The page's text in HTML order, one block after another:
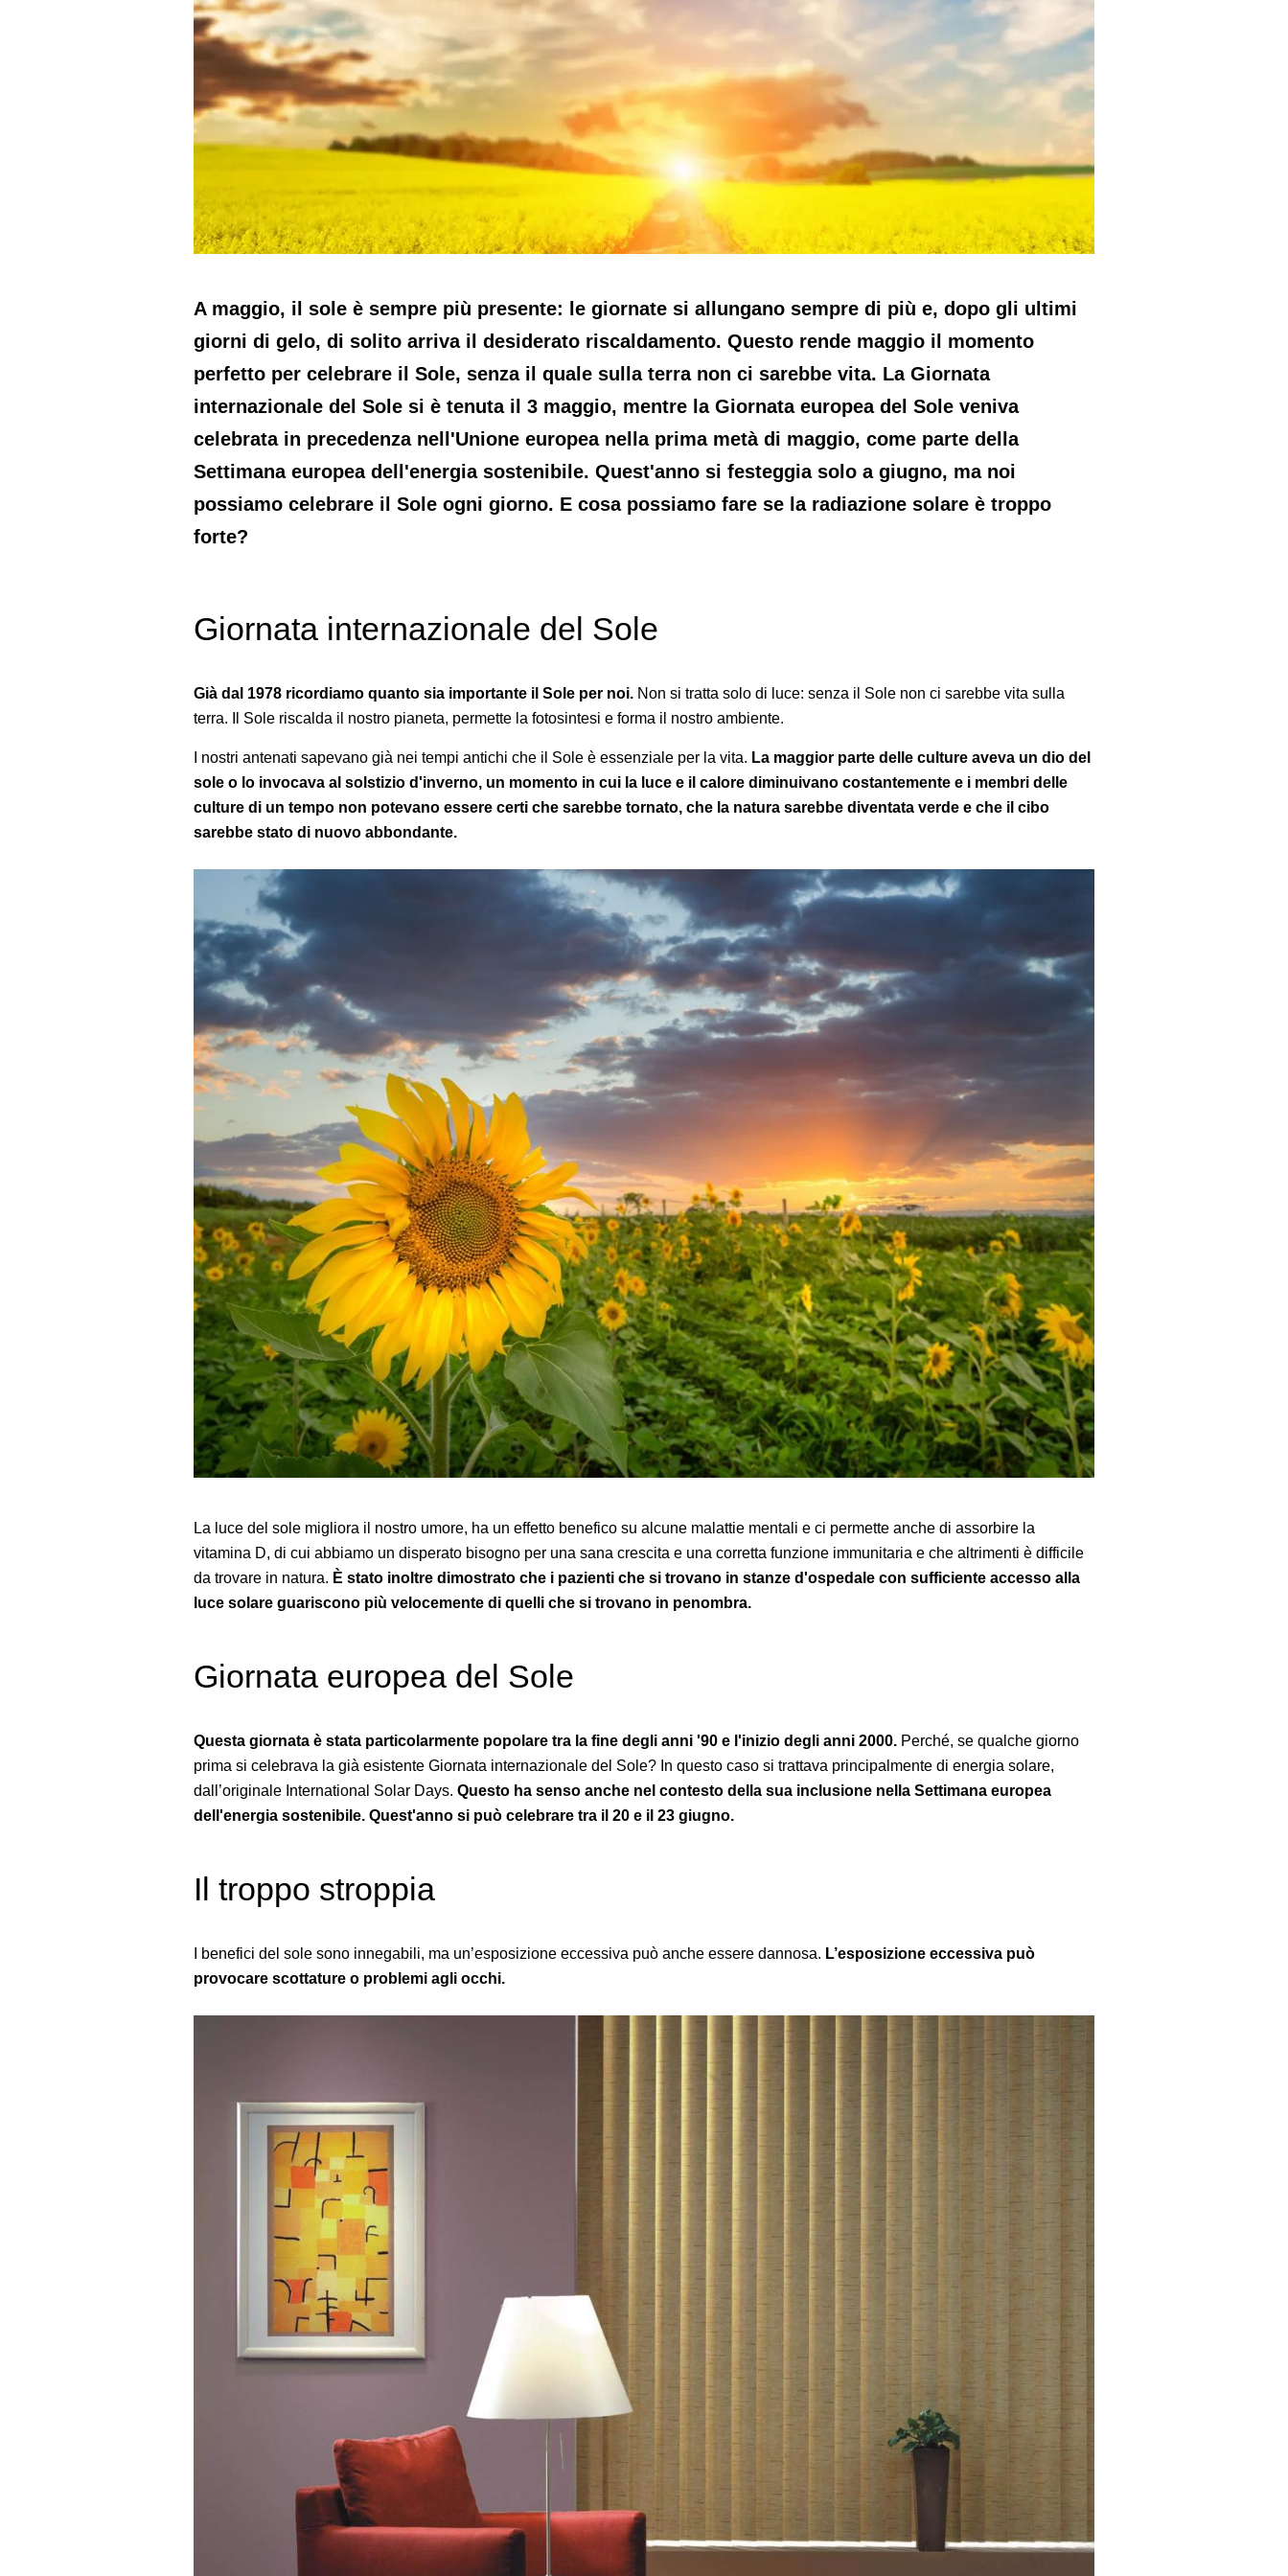
A maggio, il sole è sempre più presente: le giornate si allungano sempre di più e, dopo gli ultimi
giorni di gelo, di solito arriva il desiderato riscaldamento. Questo rende maggio il momento
perfetto per celebrare il Sole, senza il quale sulla terra non ci sarebbe vita. La Giornata
internazionale del Sole si è tenuta il 3 maggio, mentre la Giornata europea del Sole veniva
celebrata in precedenza nell'Unione europea nella prima metà di maggio, come parte della
Settimana europea dell'energia sostenibile. Quest'anno si festeggia solo a giugno, ma noi
possiamo celebrare il Sole ogni giorno. E cosa possiamo fare se la radiazione solare è troppo
forte?
Giornata internazionale del Sole
Già dal 1978 ricordiamo quanto sia importante il Sole per noi. Non si tratta solo di luce: senza il Sole non ci sarebbe vita sulla
terra. Il Sole riscalda il nostro pianeta, permette la fotosintesi e forma il nostro ambiente.
I nostri antenati sapevano già nei tempi antichi che il Sole è essenziale per la vita. La maggior parte delle culture aveva un dio del
sole o lo invocava al solstizio d'inverno, un momento in cui la luce e il calore diminuivano costantemente e i membri delle
culture di un tempo non potevano essere certi che sarebbe tornato, che la natura sarebbe diventata verde e che il cibo
sarebbe stato di nuovo abbondante.
La luce del sole migliora il nostro umore, ha un effetto benefico su alcune malattie mentali e ci permette anche di assorbire la
vitamina D, di cui abbiamo un disperato bisogno per una sana crescita e una corretta funzione immunitaria e che altrimenti è difficile
da trovare in natura. È stato inoltre dimostrato che i pazienti che si trovano in stanze d'ospedale con sufficiente accesso alla
luce solare guariscono più velocemente di quelli che si trovano in penombra.
Giornata europea del Sole
Questa giornata è stata particolarmente popolare tra la fine degli anni '90 e l'inizio degli anni 2000. Perché, se qualche giorno
prima si celebrava la già esistente Giornata internazionale del Sole? In questo caso si trattava principalmente di energia solare,
dall’originale International Solar Days. Questo ha senso anche nel contesto della sua inclusione nella Settimana europea
dell'energia sostenibile. Quest'anno si può celebrare tra il 20 e il 23 giugno.
Il troppo stroppia
I benefici del sole sono innegabili, ma un’esposizione eccessiva può anche essere dannosa. L’esposizione eccessiva può
provocare scottature o problemi agli occhi.